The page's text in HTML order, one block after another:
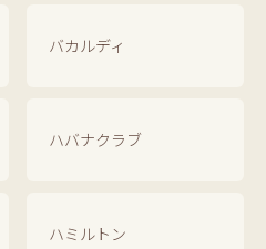
バカルディ
ハバナクラブ
ハミルトン